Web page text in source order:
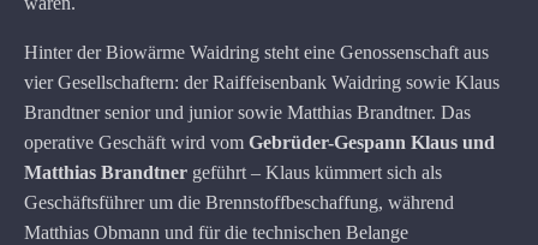
Hinter der Biowärme Waidring steht eine Genossenschaft aus
vier Gesellschaftern: der Raiffeisenbank Waidring sowie Klaus
Brandtner senior und junior sowie Matthias Brandtner. Das
operative Geschäft wird vom Gebrüder-Gespann Klaus und
Matthias Brandtner geführt – Klaus kümmert sich als
Geschäftsführer um die Brennstoffbeschaffung, während
Matthias Obmann und für die technischen Belange